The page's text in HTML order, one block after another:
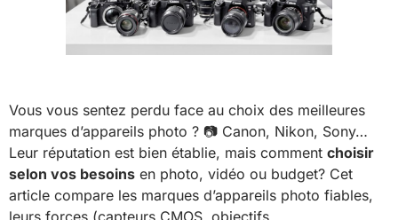
Vous vous sentez perdu face au choix des meilleures
marques d’appareils photo ? 📷 Canon, Nikon, Sony…
Leur réputation est bien établie, mais comment choisir
selon vos besoins en photo, vidéo ou budget? Cet
article compare les marques d’appareils photo fiables,